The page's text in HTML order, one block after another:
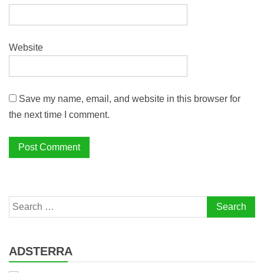
Website
Save my name, email, and website in this browser for
the next time I comment.
Search
for:
ADSTERRA